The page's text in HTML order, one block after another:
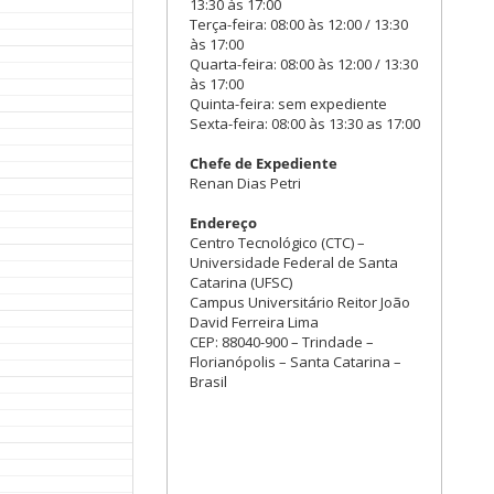
13:30 às 17:00
Terça-feira: 08:00 às 12:00 / 13:30
às 17:00
Quarta-feira: 08:00 às 12:00 / 13:30
às 17:00
Quinta-feira: sem expediente
Sexta-feira: 08:00 às 13:30 as 17:00
Chefe de Expediente
Renan Dias Petri
Endereço
Centro Tecnológico (CTC) –
Universidade Federal de Santa
Catarina (UFSC)
Campus Universitário Reitor João
David Ferreira Lima
CEP: 88040-900 – Trindade –
Florianópolis – Santa Catarina –
Brasil